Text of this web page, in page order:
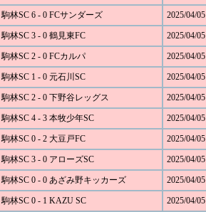
駒林SC 6 - 0 FCサンダーズ 2025/04/05
駒林SC 3 - 0 鶴見東FC 2025/04/05
駒林SC 2 - 0 FCカルパ 2025/04/05
駒林SC 1 - 0 元石川SC 2025/04/05
駒林SC 2 - 0 下野谷レッグス 2025/04/05
駒林SC 4 - 3 本牧少年SC 2025/04/05
駒林SC 0 - 2 大豆戸FC 2025/04/05
駒林SC 3 - 0 アローズSC 2025/04/05
駒林SC 0 - 0 あざみ野キッカーズ 2025/04/05
駒林SC 0 - 1 KAZU SC 2025/04/05